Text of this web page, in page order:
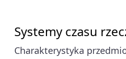
Systemy czasu
Charakterystyka